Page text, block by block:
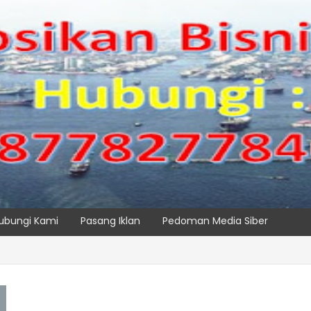
Kami Pasang Iklan Pedoman Media Siber